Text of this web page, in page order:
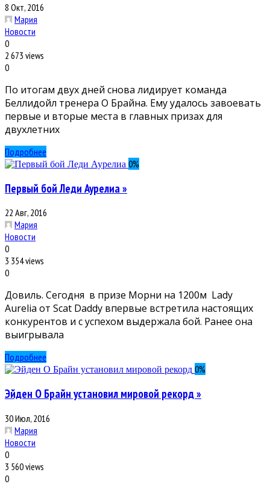
8 Окт, 2016
Мария
Новости
0
2 673 views
0
По итогам двух дней снова лидирует команда
Беллидойл тренера О Брайна. Ему удалось завоевать
первые и вторые места в главных призах для
двухлетних
Подробнее
0%
Первый бой Леди Аурелиа »
22 Авг, 2016
Мария
Новости
0
3 354 views
0
Довиль. Сегодня в призе Морни на 1200м Lady
Aurelia от Scat Daddy впервые встретила настоящих
конкурентов и с успехом выдержала бой. Ранее она
выигрывала
Подробнее
0%
Эйден О Брайн установил мировой рекорд »
30 Июл, 2016
Мария
Новости
0
3 560 views
0